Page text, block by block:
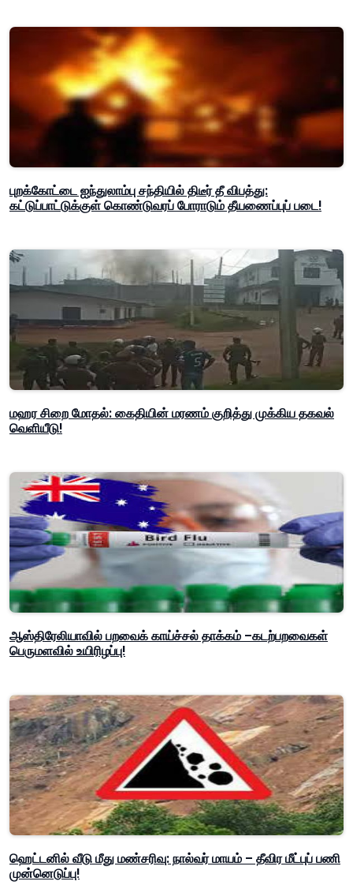
புறக்கோட்டை ஐந்துலாம்பு சந்தியில் திடீர் தீ விபத்து:
கட்டுப்பாட்டுக்குள் கொண்டுவரப் போராடும் தீயணைப்புப் படை!
மஹர சிறை மோதல்: கைதியின் மரணம் குறித்து முக்கிய தகவல்
வெளியீடு!
ஆஸ்திரேலியாவில் பறவைக் காய்ச்சல் தாக்கம் –கடற்பறவைகள்
பெருமளவில் உயிரிழப்பு!
ஹெட்டனில் வீடு மீது மண்சரிவு: நால்வர் மாயம் – தீவிர மீட்புப் பணி
முன்னெடுப்பு!